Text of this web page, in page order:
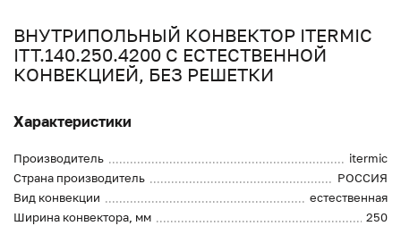
ВНУТРИПОЛЬНЫЙ КОНВЕКТОР ITERMIC
ITT.140.250.4200 С ЕСТЕСТВЕННОЙ
КОНВЕКЦИЕЙ, БЕЗ РЕШЕТКИ
Характеристики
Производитель
itermic
Страна производитель
РОССИЯ
Вид конвекции
естественная
Ширина конвектора, мм
250